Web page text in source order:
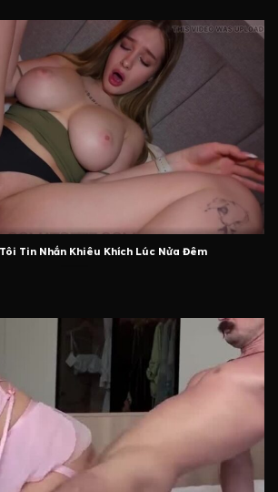
Tin Nhắn Khiêu Khích Lúc Nửa Đêm